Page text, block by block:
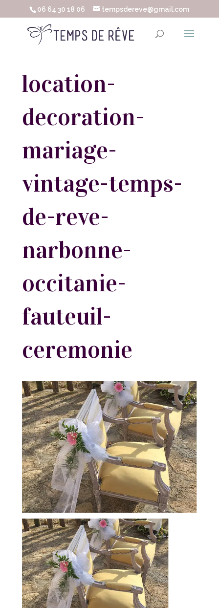
06 64 30 18 06 tempsdereve@gmail.com
location-
decoration-
mariage-
vintage-temps-
de-reve-
narbonne-
occitanie-
fauteuil-
ceremonie